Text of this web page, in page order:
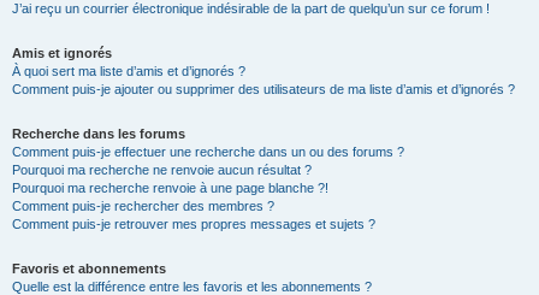
J’ai reçu un courrier électronique indésirable de la part de quelqu’un sur ce forum !
Amis et ignorés
À quoi sert ma liste d’amis et d’ignorés ?
Comment puis-je ajouter ou supprimer des utilisateurs de ma liste d’amis et d’ignorés ?
Recherche dans les forums
Comment puis-je effectuer une recherche dans un ou des forums ?
Pourquoi ma recherche ne renvoie aucun résultat ?
Pourquoi ma recherche renvoie à une page blanche ?!
Comment puis-je rechercher des membres ?
Comment puis-je retrouver mes propres messages et sujets ?
Favoris et abonnements
Quelle est la différence entre les favoris et les abonnements ?